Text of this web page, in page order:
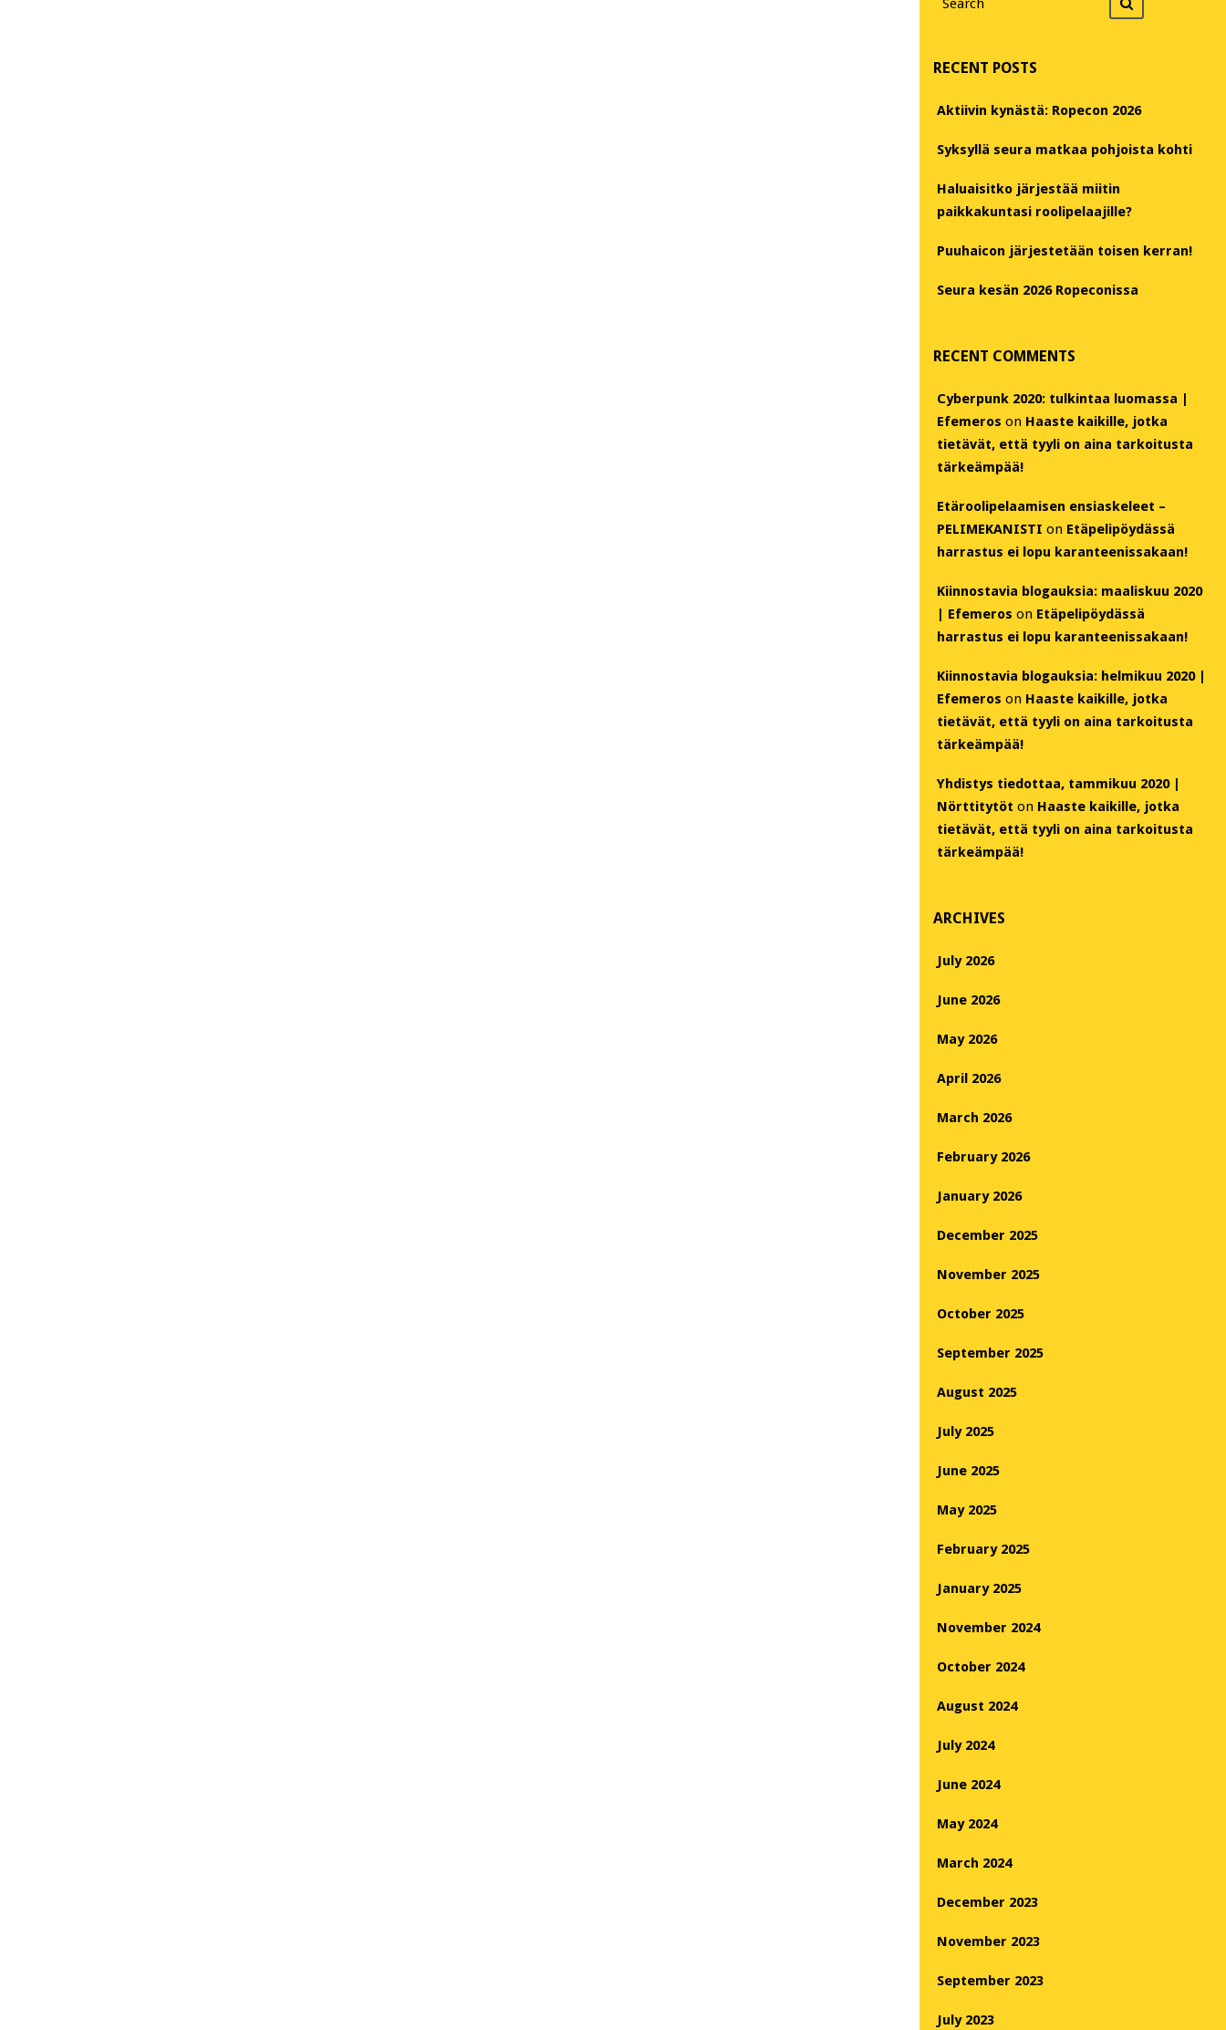
for
RECENT POSTS
Aktiivin kynästä: Ropecon 2026
Syksyllä seura matkaa pohjoista kohti
Haluaisitko järjestää miitin
paikkakuntasi roolipelaajille?
Puuhaicon järjestetään toisen kerran!
Seura kesän 2026 Ropeconissa
RECENT COMMENTS
Cyberpunk 2020: tulkintaa luomassa |
Efemeros on Haaste kaikille, jotka
tietävät, että tyyli on aina tarkoitusta
tärkeämpää!
Etäroolipelaamisen ensiaskeleet –
PELIMEKANISTI on Etäpelipöydässä
harrastus ei lopu karanteenissakaan!
Kiinnostavia blogauksia: maaliskuu 2020
| Efemeros on Etäpelipöydässä
harrastus ei lopu karanteenissakaan!
Kiinnostavia blogauksia: helmikuu 2020 |
Efemeros on Haaste kaikille, jotka
tietävät, että tyyli on aina tarkoitusta
tärkeämpää!
Yhdistys tiedottaa, tammikuu 2020 |
Nörttitytöt on Haaste kaikille, jotka
tietävät, että tyyli on aina tarkoitusta
tärkeämpää!
ARCHIVES
July 2026
June 2026
May 2026
April 2026
March 2026
February 2026
January 2026
December 2025
November 2025
October 2025
September 2025
August 2025
July 2025
June 2025
May 2025
February 2025
January 2025
November 2024
October 2024
August 2024
July 2024
June 2024
May 2024
March 2024
December 2023
November 2023
September 2023
July 2023